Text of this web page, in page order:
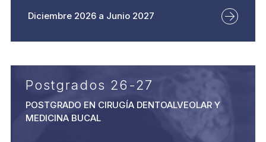
Diciembre 2026 a Junio 2027
Postgrados 26-27
POSTGRADO EN CIRUGÍA DENTOALVEOLAR Y
MEDICINA BUCAL